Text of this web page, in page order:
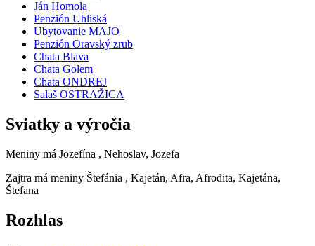
Ján Homola
Penzión Uhliská
Ubytovanie MAJO
Penzión Oravský zrub
Chata Blava
Chata Golem
Chata ONDREJ
Salaš OSTRAŽICA
Sviatky a výročia
Meniny má Jozefína , Nehoslav, Jozefa
Zajtra má meniny Štefánia , Kajetán, Afra, Afrodita, Kajetána,
Štefana
Rozhlas